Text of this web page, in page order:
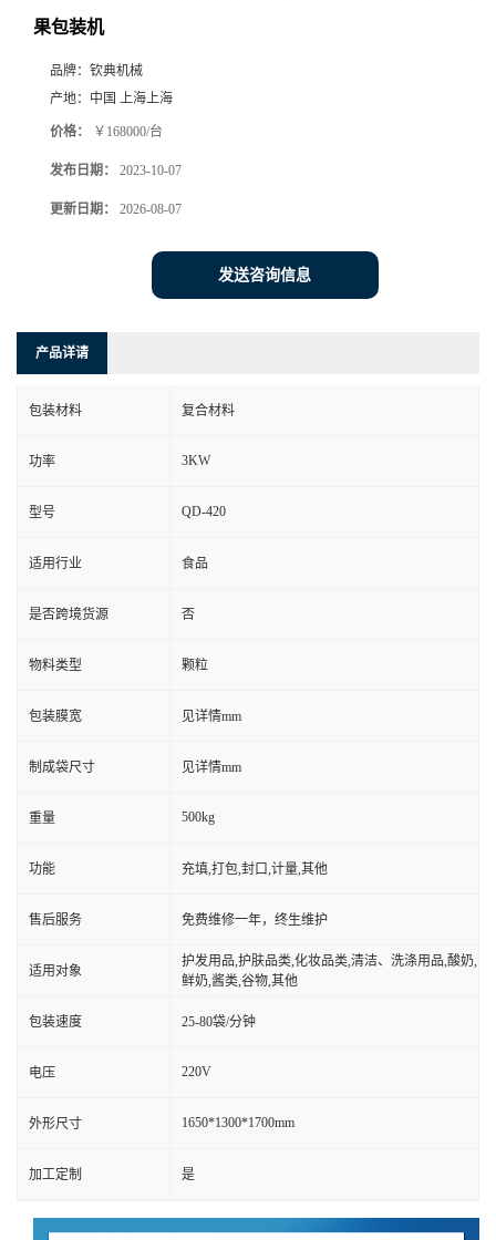
果包装机
品牌： 钦典机械
产地： 中国 上海上海
价格： ￥168000/台
发布日期： 2023-10-07
更新日期： 2026-08-07
发送咨询信息
产品详请
包装材料 复合材料
功率 3KW
型号 QD-420
适用行业 食品
是否跨境货源 否
物料类型 颗粒
包装膜宽 见详情mm
制成袋尺寸 见详情mm
重量 500kg
功能 充填,打包,封口,计量,其他
售后服务 免费维修一年，终生维护
适用对象
护发用品,护肤品类,化妆品类,清洁、洗涤用品,酸奶,
鲜奶,酱类,谷物,其他
包装速度 25-80袋/分钟
电压 220V
外形尺寸 1650*1300*1700mm
加工定制 是